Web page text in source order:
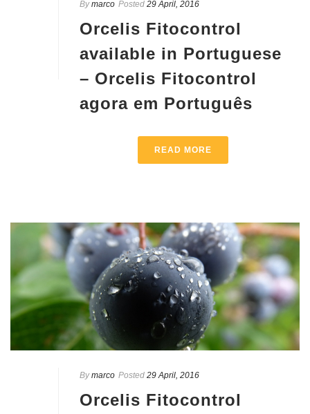
By marco Posted 29 April, 2016
Orcelis Fitocontrol
available in Portuguese
– Orcelis Fitocontrol
agora em Português
READ MORE
By marco Posted 29 April, 2016
Orcelis Fitocontrol